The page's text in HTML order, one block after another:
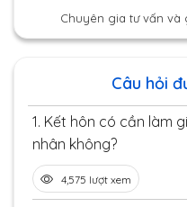
Chuyên gia tư vấn và
Câu hỏi
1. Kết hôn có cần làm
nhân không?
4,575 lượt xem